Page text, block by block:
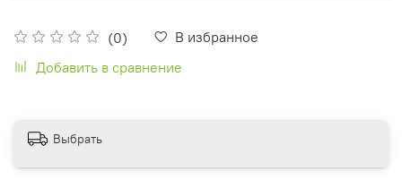
(0)
В избранное
Добавить в сравнение
Выбрать